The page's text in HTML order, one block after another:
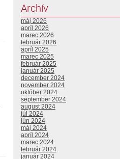
Archív
máj 2026
apríl 2026
marec 2026
február 2026
apríl 2025
marec 2025
február 2025
január 2025
december 2024
november 2024
október 2024
september 2024
august 2024
júl 2024
jún 2024
máj 2024
apríl 2024
marec 2024
február 2024
január 2024